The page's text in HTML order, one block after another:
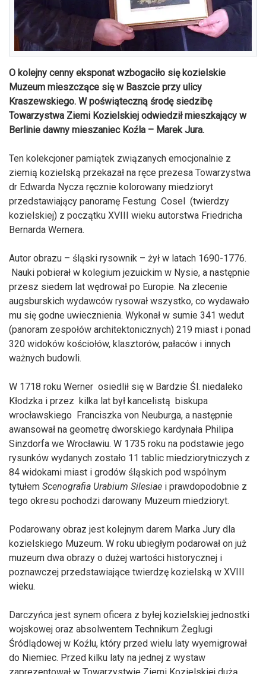
O kolejny cenny eksponat wzbogaciło się kozielskie
Muzeum mieszczące się w Baszcie przy ulicy
Kraszewskiego. W poświąteczną środę siedzibę
Towarzystwa Ziemi Kozielskiej odwiedził mieszkający w
Berlinie dawny mieszaniec Koźla – Marek Jura.
Ten kolekcjoner pamiątek związanych emocjonalnie z
ziemią kozielską przekazał na ręce prezesa Towarzystwa
dr Edwarda Nycza ręcznie kolorowany miedzioryt
przedstawiający panoramę Festung Cosel (twierdzy
kozielskiej) z początku XVIII wieku autorstwa Friedricha
Bernarda Wernera.
Autor obrazu – śląski rysownik – żył w latach 1690-1776.
Nauki pobierał w kolegium jezuickim w Nysie, a następnie
przesz siedem lat wędrował po Europie. Na zlecenie
augsburskich wydawców rysował wszystko, co wydawało
mu się godne uwiecznienia. Wykonał w sumie 341 wedut
(panoram zespołów architektonicznych) 219 miast i ponad
320 widoków kościołów, klasztorów, pałaców i innych
ważnych budowli.
W 1718 roku Werner osiedlił się w Bardzie Śl. niedaleko
Kłodzka i przez kilka lat był kancelistą biskupa
wrocławskiego Franciszka von Neuburga, a następnie
awansował na geometrę dworskiego kardynała Philipa
Sinzdorfa we Wrocławiu. W 1735 roku na podstawie jego
rysunków wydanych zostało 11 tablic miedziorytniczych z
84 widokami miast i grodów śląskich pod wspólnym
tytułem Scenografia Urabium Silesiae i prawdopodobnie z
tego okresu pochodzi darowany Muzeum miedzioryt.
Podarowany obraz jest kolejnym darem Marka Jury dla
kozielskiego Muzeum. W roku ubiegłym podarował on już
muzeum dwa obrazy o dużej wartości historycznej i
poznawczej przedstawiające twierdzę kozielską w XVIII
wieku.
Darczyńca jest synem oficera z byłej kozielskiej jednostki
wojskowej oraz absolwentem Technikum Żeglugi
Śródlądowej w Koźlu, który przed wielu laty wyemigrował
do Niemiec. Przed kilku laty na jednej z wystaw